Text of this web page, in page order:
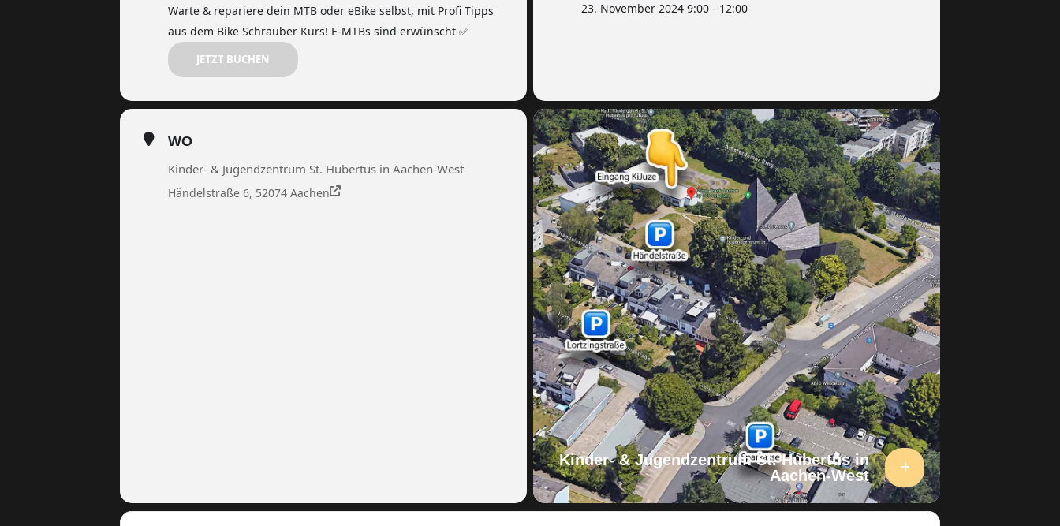
Warte & repariere dein MTB oder eBike selbst, mit Profi Tipps
aus dem Bike Schrauber Kurs! E-MTBs sind erwünscht ✅
JETZT BUCHEN
23. November 2024 9:00 - 12:00
WO
Kinder- & Jugendzentrum St. Hubertus in Aachen-West
Händelstraße 6, 52074 Aachen
Kinder- & Jugendzentrum St. Hubertus in
Aachen-West